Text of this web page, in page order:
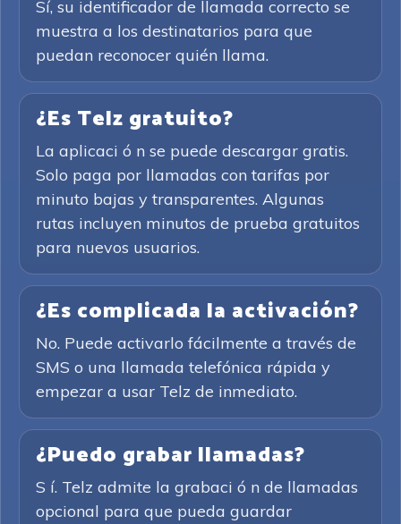
Sí, su identificador de llamada correcto se
muestra a los destinatarios para que
puedan reconocer quién llama.
¿Es Telz gratuito?
La aplicaci ó n se puede descargar gratis.
Solo paga por llamadas con tarifas por
minuto bajas y transparentes. Algunas
rutas incluyen minutos de prueba gratuitos
para nuevos usuarios.
¿Es complicada la activación?
No. Puede activarlo fácilmente a través de
SMS o una llamada telefónica rápida y
empezar a usar Telz de inmediato.
¿Puedo grabar llamadas?
S í. Telz admite la grabaci ó n de llamadas
opcional para que pueda guardar